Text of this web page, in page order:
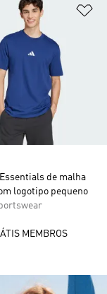
de Desejos
de malha
logotipo pequeno
MEMBROS